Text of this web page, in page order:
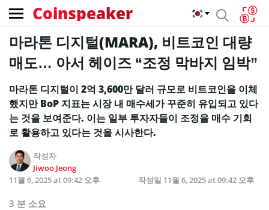
Coinspeaker
마라톤 디지털(MARA), 비트코인 대량
매도… 아서 헤이즈 “조정 막바지 임박”
마라톤 디지털이 2억 3,600만 달러 규모로 비트코인을 이체
했지만 BoP 지표는 시장 내 매수세가 꾸준히 유입되고 있다
는 것을 보여준다. 이는 일부 투자자들이 조정을 매수 기회
로 활용하고 있다는 것을 시사한다.
작성자
Jiwoo Jeong
11월 6, 2025 at 09:42 오후
작성일 11월 6, 2025 at 09:42 오후
3 분 소요